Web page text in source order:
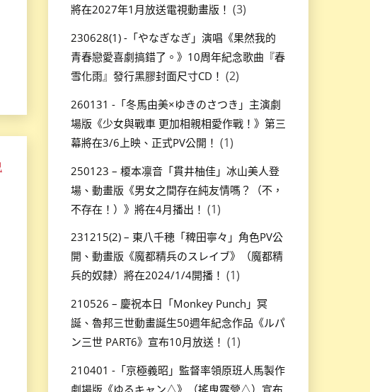
將在2027年1月放送電視動畫版！ (3)
230628(1) -「やなぎなぎ」演唱《果然我的
青春戀愛喜劇搞錯了。》10周年紀念歌曲『春
雪化雨』發行黑膠封面尺寸CD！ (2)
260131 -「冬馬由美×ゆきのさつき」主演劇
場版《少女與戰車 更加相親相愛作戰！》第三
幕將在3/6上映、正式PV公開！ (1)
250123 – 榎本凛音「貫井柚佳」冰山美人登
場、動畫版《男女之間存在純友情嗎？（不，
不存在！）》將在4月播出！ (1)
231215(2) – 東八千穂「稗田寧々」角色PV公
開、動畫版《魔都精兵のスレイブ》（魔都精
兵的奴隸）將在2024/1/4開播！ (1)
210526 – 慶祝本日「Monkey Punch」冥
誕、魯邦三世動畫誕生50週年紀念作品《ルパ
ン三世 PART6》宣布10月放送！ (1)
210401 -「京極義昭」監督率領原班人馬製作
劇場版《ゆるキャン△》（搖曳露營△）宣布